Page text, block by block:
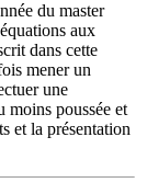
du master
aux
dans cette
mener un
une
moins poussée et
et la présentation